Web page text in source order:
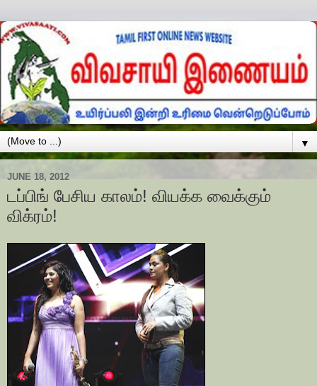
▼
JUNE 18, 2012
டப்பிங் பேசிய காலம்! வியக்க வைக்கும்
விக்ரம்!